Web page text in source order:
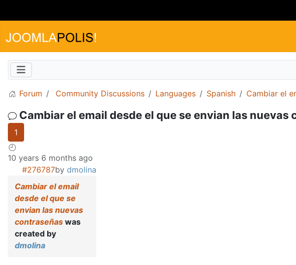
Forum Community Discussions Languages Spanish Cambiar el
Cambiar el email desde el que se envian las nuevas
1
10 years 6 months ago
#276787by dmolina
Cambiar el email
desde el que se
envian las nuevas
contraseñas was
created by
dmolina